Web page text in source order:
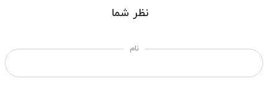
نظر شما
نام